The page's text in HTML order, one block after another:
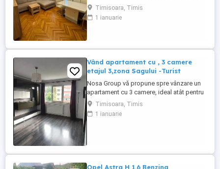
două băi , trei balcoane ( doua balcoane
plus o logie),S-72 mp, gaz, parchet,
faianță, gresie, termopane, izolație
centrale termice in bloc. Se ...
Timisoara, Timis
1 ianuarie
Vând apartament cu , 3 camere
etajul 3,zona Sagului -Turist
Nosa Group vă propune spre vânzare un
apartament cu 3 camere, ideal atât pentru
locuit, cât și pentru investiție, situat în
zona Șagului - Turist. Apartamentul se află
la etajul 3, este de tip confort 2 și dispune
Timisoara, Timis
1 ianuarie
Opel Astra H 1.6 Benzina